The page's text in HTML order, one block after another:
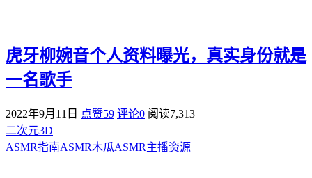
虎牙柳婉音个人资料曝光，真实身份就是
一名歌手
2022年9月11日 点赞59 评论0 阅读7,313
二次元3D
ASMR指南ASMR木瓜ASMR主播资源